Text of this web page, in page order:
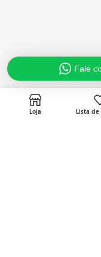
Loja Lista
Fale